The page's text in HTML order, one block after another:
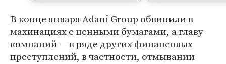
В конце января Adani Group обвинили в
махинациях с ценными бумагами, а главу
компаний — в ряде других финансовых
преступлений, в частности, отмывании